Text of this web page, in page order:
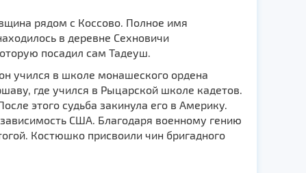
рядом с Коссово. Полное имя
в деревне Сехновичи
посадил сам Тадеуш.
учился в школе монашеского орденa
где учился в Рыцарской школе кадетов.
этого судьба закинула его в Америку.
США. Блaгодаря военнoму гению
Костюшко присвоили чин бригадного